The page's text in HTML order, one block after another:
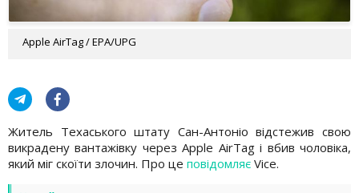
Apple AirTag / EPA/UPG
Житель Техаського штату Сан-Антоніо відстежив свою
викрадену вантажівку через Apple AirTag і вбив чоловіка,
який міг скоїти злочин. Про це повідомляє Vice.